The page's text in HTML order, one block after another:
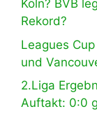
Köln? BVB
Rekord?
Leagues
und
2.Liga
Auftakt: 0:0